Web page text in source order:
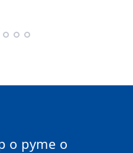
o pyme o